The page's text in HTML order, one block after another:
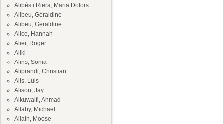
Alibés i Riera, Maria Dolors
Alibeu, Géraldine
Alibeu, Geraldine
Alice, Hannah
Alier, Roger
Aliki
Alins, Sonia
Aliprandi, Christian
Alis, Luis
Alison, Jay
Alkuwaifi, Ahmad
Allaby, Michael
Allain, Moose